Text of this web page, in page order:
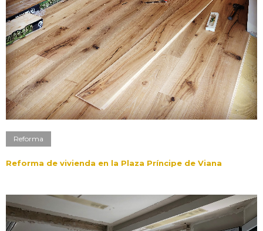
Reforma
Reforma de vivienda en la Plaza Príncipe de Viana